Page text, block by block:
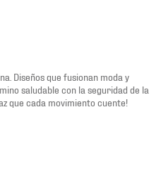
Diseños que fusionan moda y
saludable con la seguridad de la
que cada movimiento cuente!